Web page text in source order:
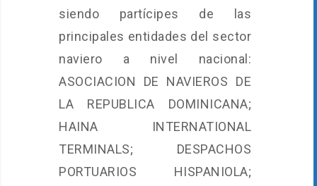
siendo partícipes de las
principales entidades del sector
naviero a nivel nacional:
ASOCIACION DE NAVIEROS DE
LA REPUBLICA DOMINICANA;
HAINA INTERNATIONAL
TERMINALS; DESPACHOS
PORTUARIOS HISPANIOLA;